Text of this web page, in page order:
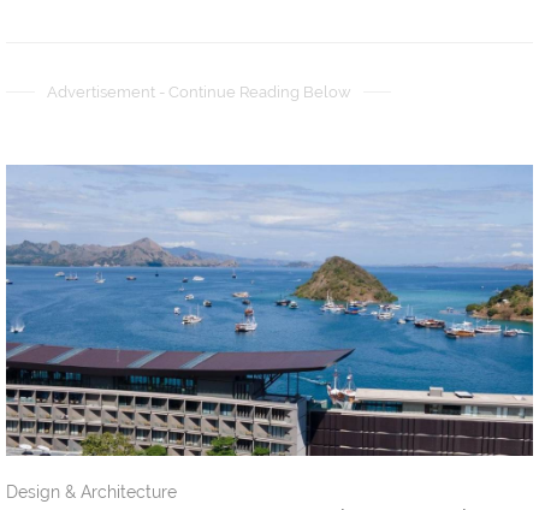
Advertisement - Continue Reading Below
Design & Architecture